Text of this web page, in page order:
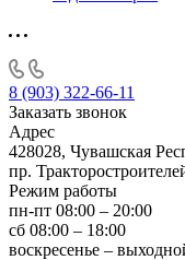
8 (903) 322-66-11
Заказать звонок
Адрес
428028, Чувашская
пр.
Режим работы
пн-пт 08:00 – 20:00
сб 08:00 – 18:00
воскресенье –